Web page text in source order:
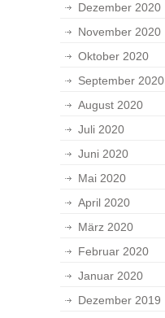
Dezember 2020
November 2020
Oktober 2020
September 2020
August 2020
Juli 2020
Juni 2020
Mai 2020
April 2020
März 2020
Februar 2020
Januar 2020
Dezember 2019